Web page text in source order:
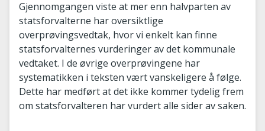
Gjennomgangen viste at mer enn halvparten av
statsforvalterne har oversiktlige
overprøvingsvedtak, hvor vi enkelt kan finne
statsforvalternes vurderinger av det kommunale
vedtaket. I de øvrige overprøvingene har
systematikken i teksten vært vanskeligere å følge.
Dette har medført at det ikke kommer tydelig frem
om statsforvalteren har vurdert alle sider av saken.